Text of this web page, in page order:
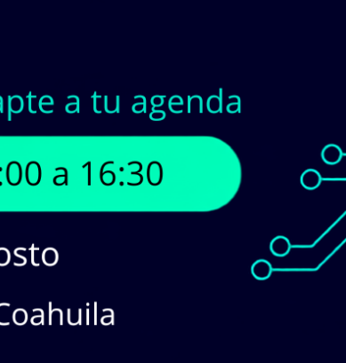
Línea
disponibles deINTELLIGENT
Existencias sujetas a
productos que necesites para